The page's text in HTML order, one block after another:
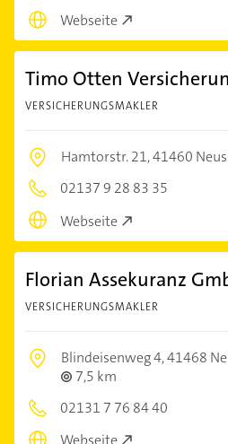
Webseite
Timo Otten
VERSICHERUNGSMAKLER
Hamtorstr. 21,41460
02137 9 28 83 35
Webseite
Florian Assekuranz
VERSICHERUNGSMAKLER
Blindeisenweg 4,41468
7,5 km
02131 7 76 84 40
Webseite